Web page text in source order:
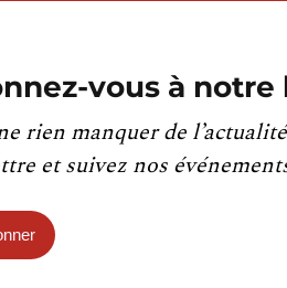
vous à
rien manquer de
et suivez nos